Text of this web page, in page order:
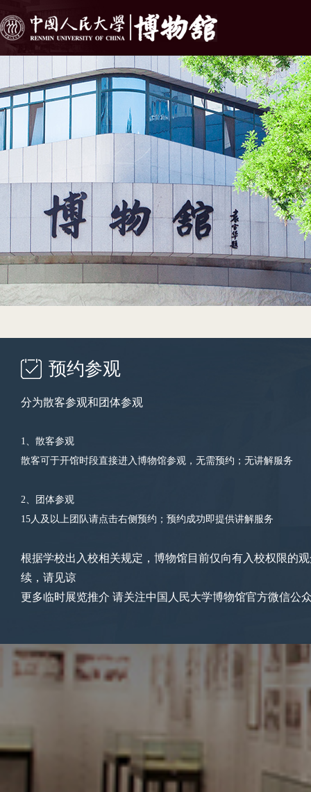
预约参观
分为散客参观和团体参观
1、散客参观
散客可于开馆时段直接进入博物馆参观，无需预约；无讲解服务
2、团体参观
15人及以上团队请点击右侧预约；预约成功即提供讲解服务
根据学校出入校相关规定，博物馆目前仅向有入校权限的
续，请见谅
更多临时展览推介 请关注中国人民大学博物馆官方微信公